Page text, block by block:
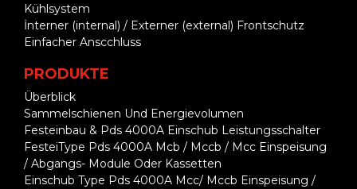
Kühlsystem
İnterner (internal) / Externer (external) Frontschutz
Einfacher Anscchluss
PRODUKTE
Überblick
Sammelschienen Und Energievolumen
Festeinbau & Pds 4000A Einschub Leistungsschalter
FesteiType Pds 4000A Mcb / Mccb / Mcc Einspeisung
/ Abgangs- Module Oder Kassetten
Einschub Type Pds 4000A Mcc/ Mccb Einspeisung /